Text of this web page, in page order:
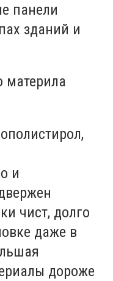
панели
зданий и
материла
и
чист, долго
даже в
дороже